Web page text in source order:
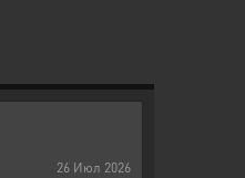
26 Июл 2026